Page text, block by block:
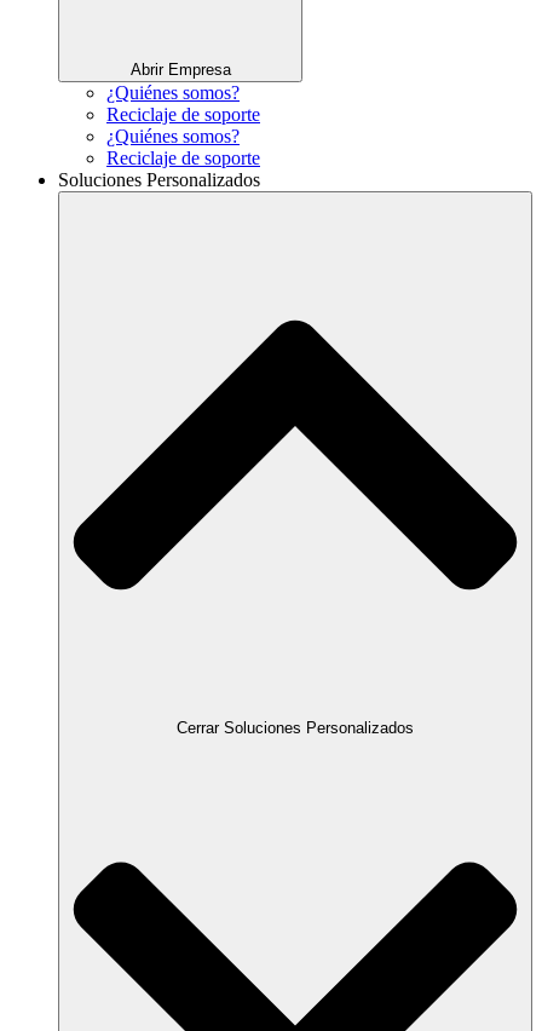
Abrir Empresa
¿Quiénes somos?
Reciclaje de soporte
¿Quiénes somos?
Reciclaje de soporte
Soluciones Personalizados
Cerrar Soluciones Personalizados